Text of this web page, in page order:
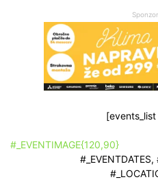
#_EVENTIMAGE{120,90}
#_EVENTDATES,